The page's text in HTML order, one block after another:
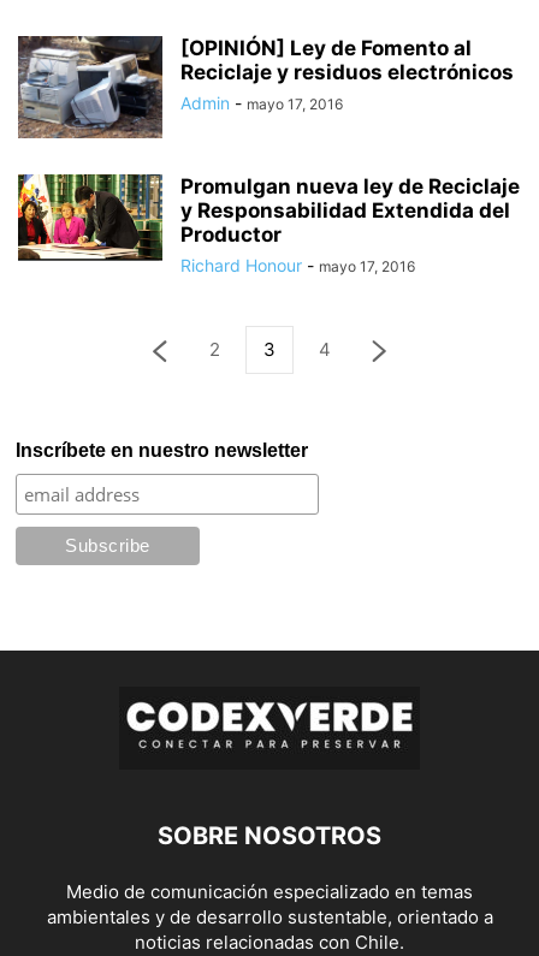
[OPINIÓN] Ley de Fomento al
Reciclaje y residuos electrónicos
Admin - mayo 17, 2016
Promulgan nueva ley de Reciclaje
y Responsabilidad Extendida del
Productor
Richard Honour - mayo 17, 2016
2 3 4
Inscríbete en nuestro newsletter
SOBRE NOSOTROS
Medio de comunicación especializado en temas
ambientales y de desarrollo sustentable, orientado a
noticias relacionadas con Chile.